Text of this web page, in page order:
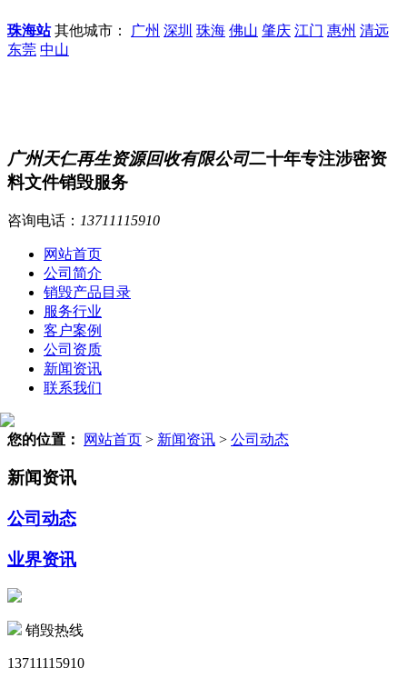
珠海站其他城市： 广州 深圳 珠海 佛山 肇庆 江门 惠州 清远
东莞 中山
广州天仁再生资源回收有限公司二十年专注涉密资
料文件销毁服务
咨询电话： 13711115910
网站首页
公司简介
销毁产品目录
服务行业
客户案例
公司资质
新闻资讯
联系我们
您的位置： 网站首页 > 新闻资讯 > 公司动态
新闻资讯
公司动态
业界资讯
销毁热线
13711115910